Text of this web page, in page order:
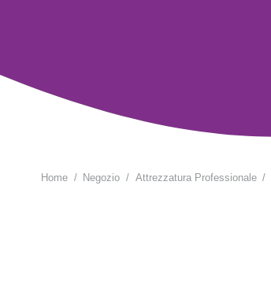
Home / Negozio / Attrezzatura Professionale /